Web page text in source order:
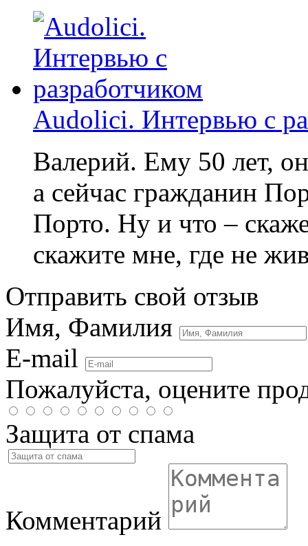
Audolici. Интервью c
Валерий. Ему 50 лет,
а сейчас гражданин
Порто. Ну и что –
скажите мне, где не
Отправить свой отзыв
Имя, Фамилия
E-mail
Пожалуйста, оцените
Защита от спама
Комментарий